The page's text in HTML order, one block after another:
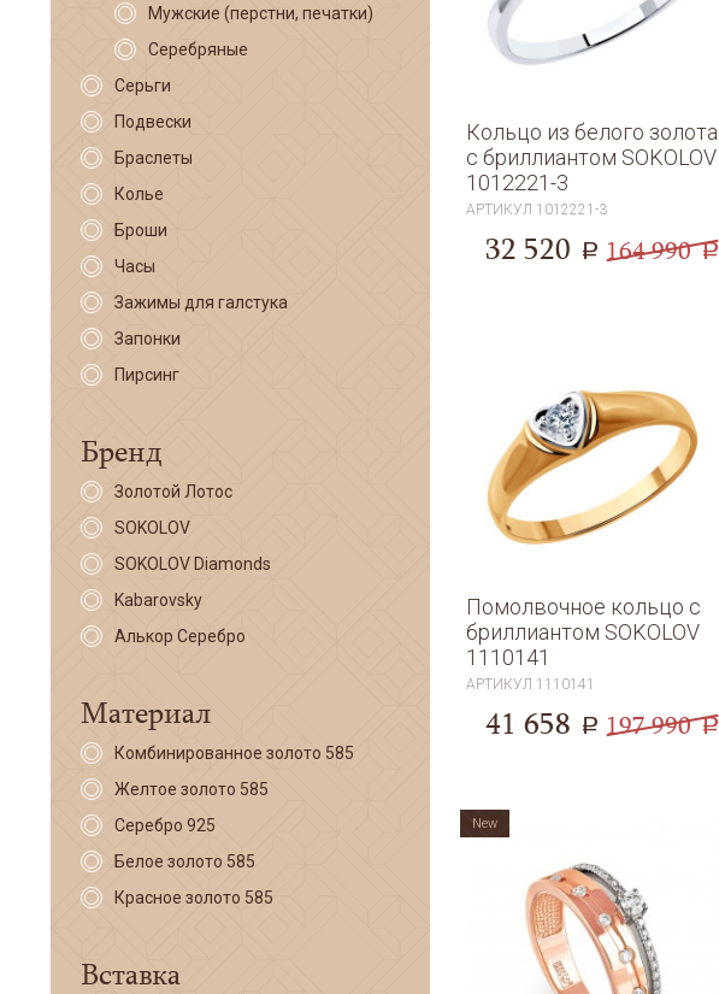
Мужские (перстни, печатки)
Серебряные
Серьги
Подвески
Браслеты
Колье
Броши
Часы
Зажимы для галстука
Запонки
Пирсинг
Бренд
Золотой Лотос
SOKOLOV
SOKOLOV Diamonds
Kabarovsky
Алькор Серебро
Материал
Комбинированное золото 585
Желтое золото 585
Серебро 925
Белое золото 585
Красное золото 585
Вставка
Кольцо из белого золота
с бриллиантом SOKOLOV
1012221-3
АРТИКУЛ 1012221-3
32 520 a 164 990 a
Помолвочное кольцо с
бриллиантом SOKOLOV
1110141
АРТИКУЛ 1110141
41 658 a 197 990 a
New